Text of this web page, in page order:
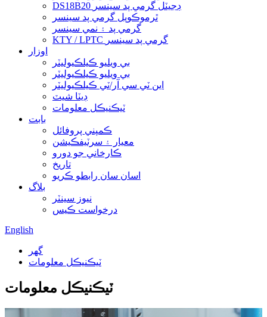
DS18B20 ڊجيٽل گرمي پد سينسر
ٿرموڪوپل گرمي پد سينسر
گرمي پد ۽ نمي سينسر
KTY / LPTC گرمي پد سينسر
اوزار
بي ويليو ڪيلڪيوليٽر
بي ويليو ڪيلڪيوليٽر
اين ٽي سي آر/ٽي ڪيلڪيوليٽر
ڊيٽا شيٽ
ٽيڪنيڪل معلومات
بابت
ڪمپني پروفائل
معيار ۽ سرٽيفڪيشن
ڪارخاني جو دورو
تاريخ
اسان سان رابطو ڪريو
بلاگ
نيوز سينٽر
درخواست ڪيس
English
گھر
ٽيڪنيڪل معلومات
ٽيڪنيڪل معلومات